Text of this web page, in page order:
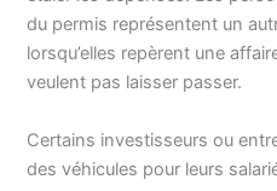
du permis représentent un
lorsqu’elles repèrent une
veulent pas laisser passer.
Certains investisseurs ou
des véhicules pour leurs